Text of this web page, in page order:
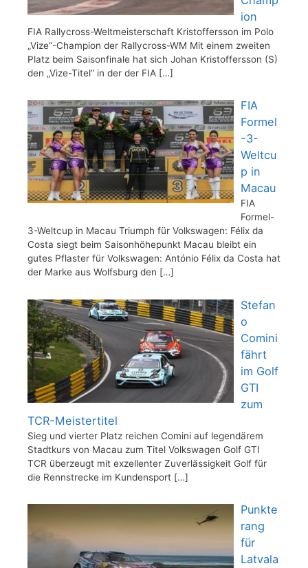
ion
FIA Rallycross-Weltmeisterschaft Kristoffersson im Polo
„Vize“-Champion der Rallycross-WM Mit einem zweiten
Platz beim Saisonfinale hat sich Johan Kristoffersson (S)
den „Vize-Titel“ in der der FIA […]
FIA
Formel
-3-
Weltcu
p in
Macau
FIA
Formel-
3-Weltcup in Macau Triumph für Volkswagen: Félix da
Costa siegt beim Saisonhöhepunkt Macau bleibt ein
gutes Pflaster für Volkswagen: António Félix da Costa hat
der Marke aus Wolfsburg den […]
Stefan
o
Comini
fährt
im Golf
GTI
zum
TCR-Meistertitel
Sieg und vierter Platz reichen Comini auf legendärem
Stadtkurs von Macau zum Titel Volkswagen Golf GTI
TCR überzeugt mit exzellenter Zuverlässigkeit Golf für
die Rennstrecke im Kundensport […]
Punkte
rang
für
Latvala